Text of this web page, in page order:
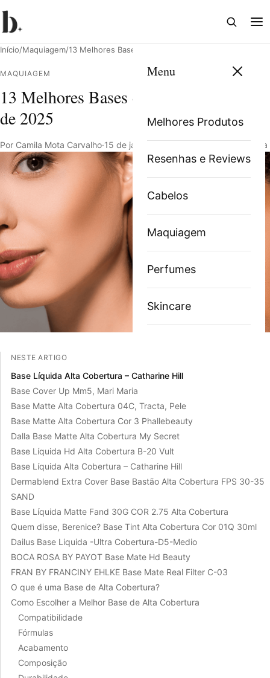
Abrir
Pesquisar
Menu
Melhores Produtos
Resenhas e Reviews
Cabelos
Maquiagem
Perfumes
Skincare
Início/Maquiagem/13 Melhores Bases de Alta Cobertura de 2025
MAQUIAGEM
13 Melhores Bases de Alta Cobertura
de 2025
Por Camila Mota Carvalho·15 de janeiro de 2024 19 min de leitura
NESTE ARTIGO
Base Líquida Alta Cobertura – Catharine Hill
Base Cover Up Mm5, Mari Maria
Base Matte Alta Cobertura 04C, Tracta, Pele
Base Matte Alta Cobertura Cor 3 Phallebeauty
Dalla Base Matte Alta Cobertura My Secret
Base Líquida Hd Alta Cobertura B-20 Vult
Base Líquida Alta Cobertura – Catharine Hill
Dermablend Extra Cover Base Bastão Alta Cobertura FPS 30-35
SAND
Base Líquida Matte Fand 30G COR 2.75 Alta Cobertura
Quem disse, Berenice? Base Tint Alta Cobertura Cor 01Q 30ml
Dailus Base Liquida -Ultra Cobertura-D5-Medio
BOCA ROSA BY PAYOT Base Mate Hd Beauty
FRAN BY FRANCINY EHLKE Base Mate Real Filter C-03
O que é uma Base de Alta Cobertura?
Como Escolher a Melhor Base de Alta Cobertura
Compatibilidade
Fórmulas
Acabamento
Composição